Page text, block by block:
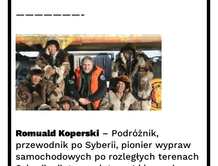
———————-
Romuald Koperski– Podróżnik,
przewodnik po Syberii, pionier wypraw
samochodowych po rozległych terenach